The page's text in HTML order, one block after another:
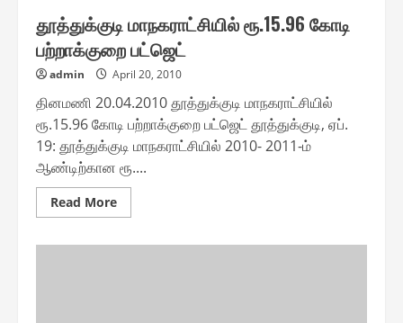
தூத்துக்குடி மாநகராட்சியில் ரூ.15.96 கோடி
பற்றாக்குறை பட்ஜெட்
admin April 20, 2010
தினமணி 20.04.2010 தூத்துக்குடி மாநகராட்சியில்
ரூ.15.96 கோடி பற்றாக்குறை பட்ஜெட் தூத்துக்குடி, ஏப்.
19: தூத்துக்குடி மாநகராட்சியில் 2010- 2011-ம்
ஆண்டிற்கான ரூ....
Read MoreRead
more